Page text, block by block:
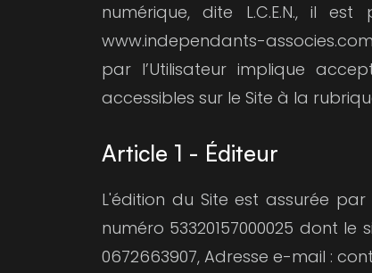
numérique, dite L.C.E.N., il
www.independants-
par l’Utilisateur implique
accessibles sur le Site à la
Article 1 - Éditeur
L'édition du Site est assurée
numéro 53320157000025 dont
0672663907, Adresse e-mail :